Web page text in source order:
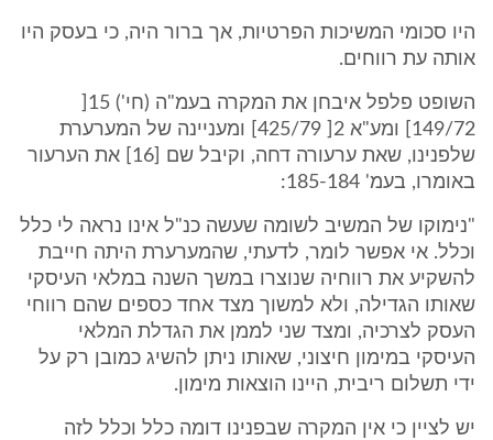
היו סכומי המשיכות הפרטיות, אך ברור היה, כי בעסק היו
אותה עת רווחים.
149/72] ומע"א 2[ 425/79] ומעניינה של המערערת
שלפנינו, שאת ערעורה דחה, וקיבל שם [16] את הערעור
באומרו, בעמ' 185-184:
"נימוקו של המשיב לשומה שעשה כנ"ל אינו נראה לי כלל
וכלל. אי אפשר לומר, לדעתי, שהמערערת היתה חייבת
להשקיע את רווחיה שנוצרו במשך השנה במלאי העיסקי
שאותו הגדילה, ולא למשוך מצד אחד כספים שהם רווחי
העסק לצרכיה, ומצד שני לממן את הגדלת המלאי
העיסקי במימון חיצוני, שאותו ניתן להשיג כמובן רק על
ידי תשלום ריבית, היינו הוצאות מימון.
יש לציין כי אין המקרה שבפנינו דומה כלל וכלל לזה